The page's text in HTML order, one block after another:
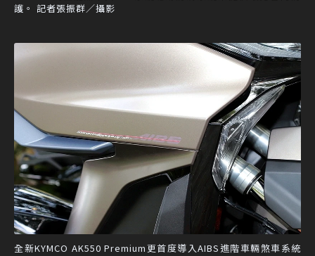
護。 記者張振群／攝影
全新KYMCO AK550 Premium更首度導入AIBS進階車輛煞車系統